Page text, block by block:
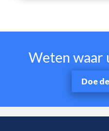
Weten waar
Doe